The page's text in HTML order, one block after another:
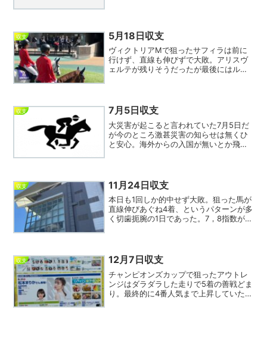
プラスでフィニッシュ。...
収支 5月18日収支
ヴィクトリアMで狙ったサフィラは前に
行けず、直線も伸びずで大敗。アリスヴ
ェルテが残りそうだったが最後にはルメ
まで印が届いていた記者も...
収支 7月5日収支
大災害が起こると言われていた7月5日だ
が今のところ激甚災害の知らせは無くひ
と安心。海外からの入国が無いとか飛行
は多かったものの快心の...
収支 11月24日収支
本日も1回しか的中せず大敗。狙った馬が
直線伸びあぐね4着、というパターンが多
く切歯扼腕の1日であった。7，8指数が直
ず。いよいよ年...
収支 12月7日収支
チャンピオンズカップで狙ったアウトレ
ンジはダラダラした走りで5着の善戦どま
り。最終的に4番人気まで上昇していた割